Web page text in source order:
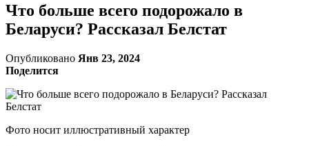
Что больше всего подорожало в
Беларуси? Рассказал Белстат
Опубликовано Янв 23, 2024
Поделится
Фото носит иллюстративный характер